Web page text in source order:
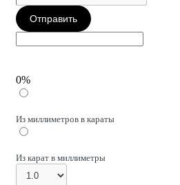
Отправить
0%
Из миллиметров в караты
Из карат в миллиметры